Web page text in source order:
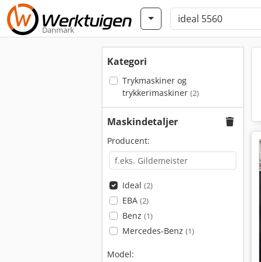
Danmark
Kategori
Trykmaskiner og
trykkerimaskiner (2)
Maskindetaljer
Producent:
Ideal (2)
EBA (2)
Benz (1)
Mercedes-Benz (1)
Model: